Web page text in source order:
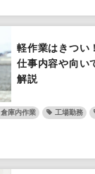
軽作業はきつい
仕事内容や向い
解説
倉庫内作業 工場勤務